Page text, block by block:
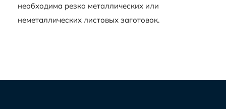
необходима резка металлических или
неметаллических листовых заготовок.